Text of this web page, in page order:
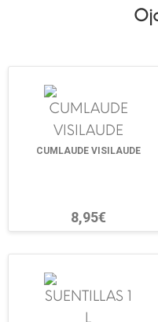
CUMLAUDE VISILAUDE
8,95€